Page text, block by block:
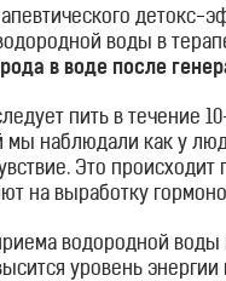
детокс-
воды в
в воде после
пить в течение
наблюдали как у
Это
на выработку
водородной воды
уровень энергии